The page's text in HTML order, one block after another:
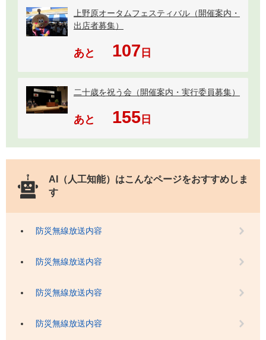
上野原オータムフェスティバル（開催案内・
出店者募集）
あと 107 日
二十歳を祝う会（開催案内・実行委員募集）
あと 155日
AI（人工知能）はこんなページをおすすめしま
す
防災無線放送内容
防災無線放送内容
防災無線放送内容
防災無線放送内容